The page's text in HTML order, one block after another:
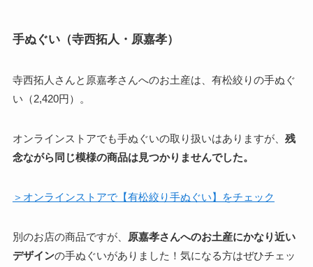
手ぬぐい（寺西拓人・原嘉孝）
寺西拓人さんと原嘉孝さんへのお土産は、有松絞りの手ぬぐ
い（2,420円）。
オンラインストアでも手ぬぐいの取り扱いはありますが、 残
念ながら同じ模様の商品は見つかりませんでした。
＞オンラインストアで【有松絞り手ぬぐい】をチェック
別のお店の商品ですが、
原嘉孝さんへのお土産にかなり近い
デザインの手ぬぐいがありました！気になる方はぜひチェッ